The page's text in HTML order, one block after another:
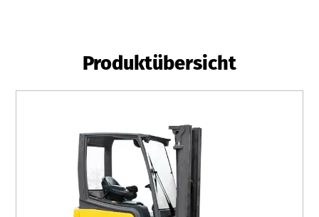
Produktübersicht